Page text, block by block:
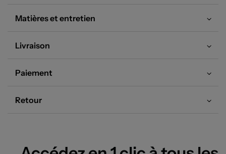
Matières et entretien
Livraison
Paiement
Retour